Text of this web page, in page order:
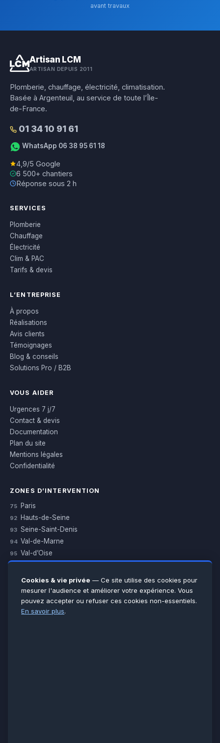
avant travaux
Artisan LCM
ARTISAN DEPUIS 2011
Plomberie, chauffage, électricité, climatisation.
Basée à Argenteuil, au service de toute l’Île-
de-France.
01 34 10 91 61
WhatsApp 06 38 95 61 18
4,9/5 Google
6 500+ chantiers
Réponse sous 2 h
SERVICES
Plomberie
Chauffage
Électricité
Clim & PAC
Tarifs & devis
L’ENTREPRISE
À propos
Réalisations
Avis clients
Témoignages
Blog & conseils
Solutions Pro / B2B
VOUS AIDER
Urgences 7 j/7
Contact & devis
Documentation
Plan du site
Mentions légales
Confidentialité
ZONES D’INTERVENTION
75 Paris
92 Hauts-de-Seine
93 Seine-Saint-Denis
94 Val-de-Marne
95 Val-d’Oise
Yvelines
Essonne
Seine-et-Marne
Voir toutes les villes →
Cookies & vie privée — Ce site utilise des cookies pour
mesurer l'audience et améliorer votre expérience. Vous
pouvez accepter ou refuser ces cookies non-essentiels.
En savoir plus.